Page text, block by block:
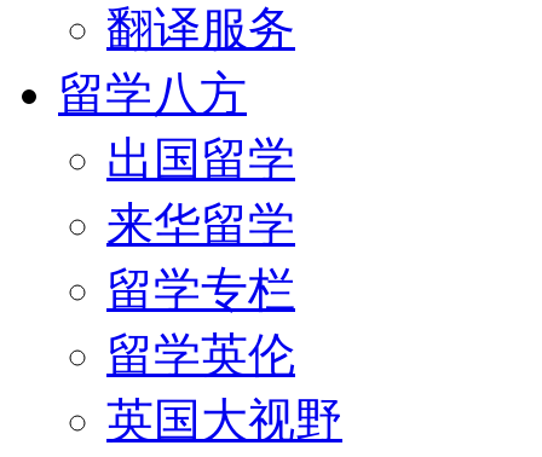
翻译服务
留学八方
出国留学
来华留学
留学专栏
留学英伦
英国大视野